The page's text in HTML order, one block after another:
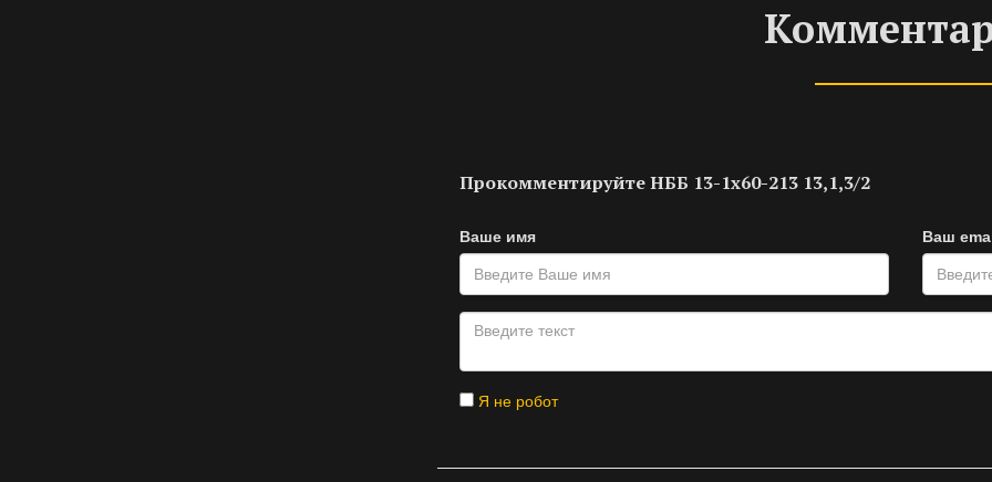
Прокомментируйте НББ 13-1х60-213 13,1,3/2
Ваше имя Ваш
Я не робот